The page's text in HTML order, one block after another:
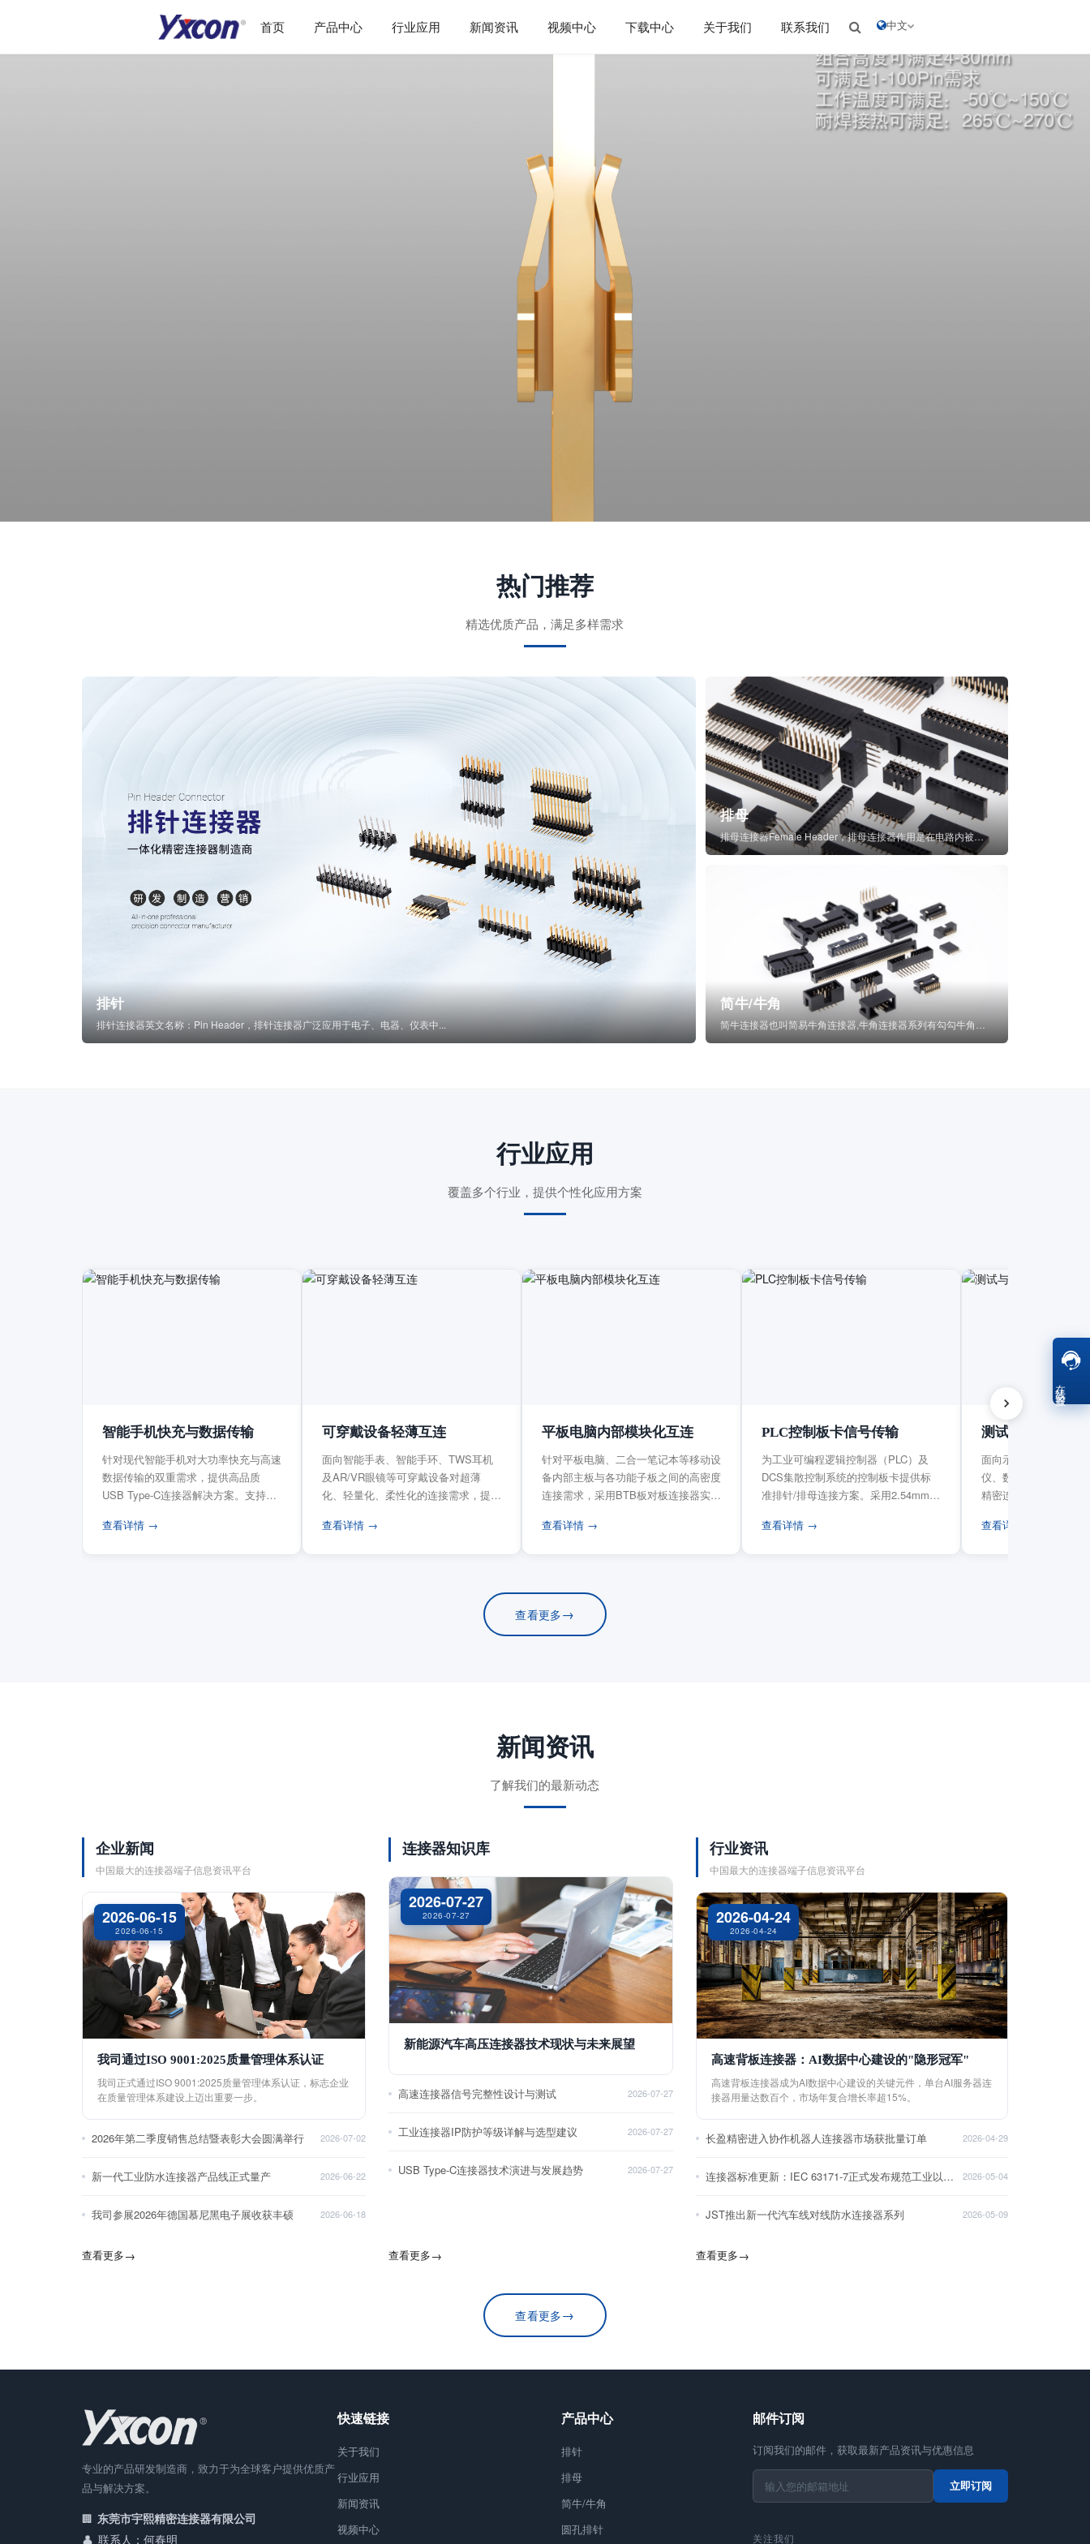
首页 产品中心 行业应用 新闻资讯 视频中心 下载中心 关于我们 联系我们 中文
热门推荐
精选优质产品，满足多样需求
排针
排针连接器英文名称：Pin Header，排针连接器广泛应用于电子、电器、仪表中...
排母
排母连接器Female Header，排母连接器作用是在电路内被阻断处或孤立不通...
简牛/牛角
行业应用
覆盖多个行业，提供个性化应用方案
智能手机快充与数据传输
针对现代智能手机对大功率快充与高速
数据传输的双重需求，提供高品质
USB Type-C连接器解决方案。支持
查看详情 →
可穿戴设备轻薄互连
面向智能手表、智能手环、TWS耳机
及AR/VR眼镜等可穿戴设备对超薄
化、轻量化、柔性化的连接需求，提供
查看详情 →
平板电脑内部模块化互连
针对平板电脑、二合一笔记本等移动设
备内部主板与各功能子板之间的高密度
连接需求，采用BTB板对板连接器实现
查看详情 →
PLC控制板卡信号传输
为工业可编程逻辑控制器（PLC）及
DCS集散控制系统的控制板卡提供标
准排针/排母连接方案。采用2.54mm标
查看详情 →
测试与测量设备
面向示波器、信号发
仪、数据采集卡等电
精密连接需求，提供
查看详情 →
查看更多→
新闻资讯
了解我们的最新动态
企业新闻
中国最大的连接器端子信息资讯平台
2026-06-15
2026-06-15
我司通过ISO 9001:2025质量管理体系认证
我司正式通过ISO 9001:2025质量管理体系认证，标志企业
在质量管理体系建设上迈出重要一步。
2026年第二季度销售总结暨表彰大会圆满举行 2026-07-02
新一代工业防水连接器产品线正式量产 2026-06-22
我司参展2026年德国慕尼黑电子展收获丰硕 2026-06-18
查看更多→
连接器知识库
2026-07-27
2026-07-27
新能源汽车高压连接器技术现状与未来展望
高速连接器信号完整性设计与测试 2026-07-27
工业连接器IP防护等级详解与选型建议 2026-07-27
USB Type-C连接器技术演进与发展趋势 2026-07-27
查看更多→
行业资讯
中国最大的连接器端子信息资讯平台
2026-04-24
2026-04-24
高速背板连接器：AI数据中心建设的"隐形冠军"
高速背板连接器成为AI数据中心建设的关键元件，单台AI服务器连
接器用量达数百个，市场年复合增长率超15%。
长盈精密进入协作机器人连接器市场获批量订单 2026-04-29
连接器标准更新：IEC 63171-7正式发布规范工业以太网接口 2026-05-04
JST推出新一代汽车线对线防水连接器系列 2026-05-09
查看更多→
查看更多→
专业的产品研发制造商，致力于为全球客户提供优质产
品与解决方案。
东莞市宇熙精密连接器有限公司
联系人：何春明
快速链接
关于我们
行业应用
新闻资讯
视频中心
产品中心
排针
排母
简牛/牛角
圆孔排针
邮件订阅
订阅我们的邮件，获取最新产品资讯与优惠信息
立即订阅
关注我们
在线客服